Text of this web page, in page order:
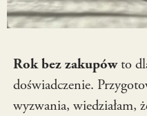
Rok bez zakupówto
doświadczenie.
wyzwania, wiedziałam,